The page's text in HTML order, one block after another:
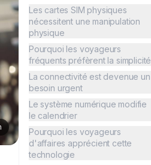
Les cartes SIM physiques
nécessitent une manipulation
physique
Pourquoi les voyageurs
fréquents préfèrent la simplicité
La connectivité est devenue un
besoin urgent
Le système numérique modifie
le calendrier
Pourquoi les voyageurs
d'affaires apprécient cette
technologie